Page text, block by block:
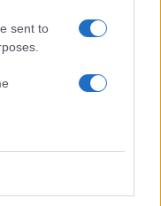
sent to